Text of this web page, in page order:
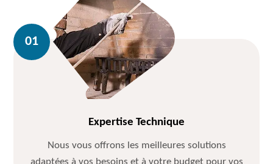
Expertise Technique
Nous vous offrons les meilleures solutions
adaptées à vos besoins et à votre budget pour vos